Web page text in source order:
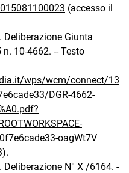
(accesso il
Giunta
10-4662. -- Testo
wps/wcm/connect/13
DGR-4662-
oagWt7V
N° X /6164. -